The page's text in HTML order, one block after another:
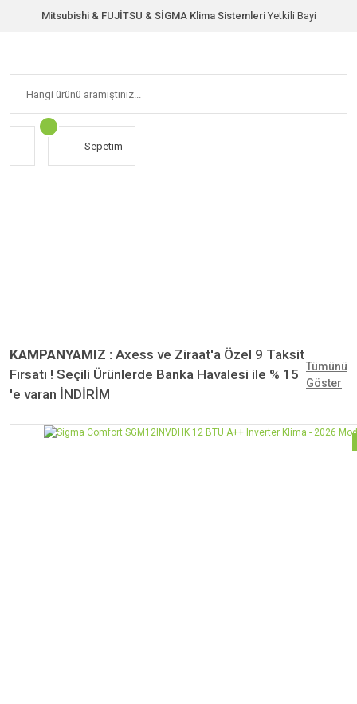
Mitsubishi & FUJİTSU & SİGMA Klima Sistemleri Yetkili Bayi
Sepetim
KAMPANYAMIZ : Axess ve Ziraat'a Özel 9 Taksit
Fırsatı ! Seçili Ürünlerde Banka Havalesi ile % 15
'e varan İNDİRİM
Tümünü
Göster